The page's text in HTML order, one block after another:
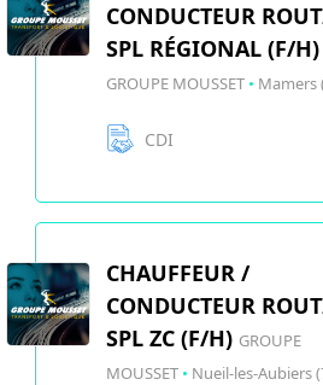
CONDUCTEUR
SPL RÉGIONAL (F/H)
GROUPE MOUSSET • Mamers
CDI
CHAUFFEUR /
CONDUCTEUR
SPL ZC (F/H) GROUPE
MOUSSET • Nueil-les-Aubiers